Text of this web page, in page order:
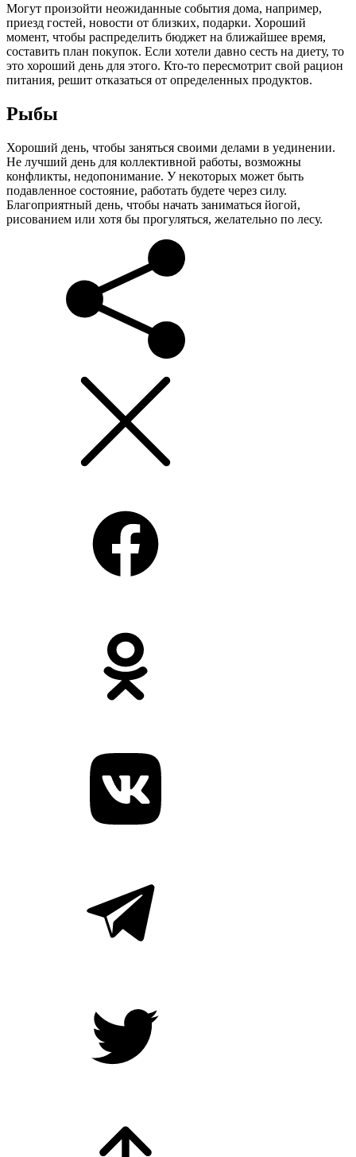
Могут произойти неожиданные события дома, например,
приезд гостей, новости от близких, подарки. Хороший
момент, чтобы распределить бюджет на ближайшее время,
составить план покупок. Если хотели давно сесть на диету, то
это хороший день для этого. Кто-то пересмотрит свой рацион
питания, решит отказаться от определенных продуктов.
Рыбы
Хороший день, чтобы заняться своими делами в уединении.
Не лучший день для коллективной работы, возможны
конфликты, недопонимание. У некоторых может быть
подавленное состояние, работать будете через силу.
Благоприятный день, чтобы начать заниматься йогой,
рисованием или хотя бы прогуляться, желательно по лесу.